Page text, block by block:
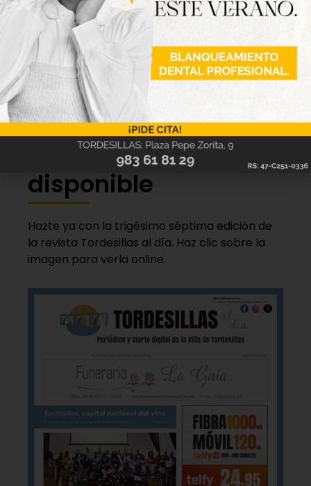
afluencia a centros de reunión social de carácter
privado -tales como centros comerciales,
restaurantes o bares- o público (como parques)
hasta que el gobierno de España decrete el estado
de alarma, desde la Junta se incide en que la
afluencia a tales puntos está desaconsejada.
Nueva edición
disponible
Hazte ya con la trigésimo séptima edición de
la revista Tordesillas al día. Haz clic sobre la
imagen para verla online.